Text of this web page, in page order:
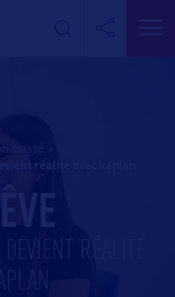
réalité avec kaplan
RÉALITÉ